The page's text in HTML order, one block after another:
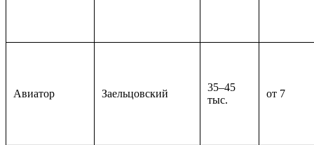
Авиатор Заельцовский
35–45
тыс.
от 7